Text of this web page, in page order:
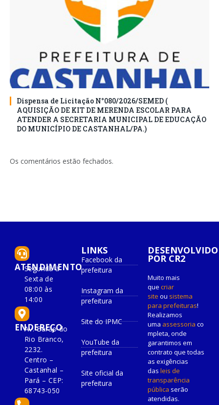
Dispensa de Licitação N°080/2026/SEMED (
AQUISIÇÃO DE KIT DE MERENDA ESCOLAR PARA
ATENDER A SECRETARIA MUNICIPAL DE EDUCAÇÃO
DO MUNICÍPIO DE CASTANHAL/PA.)
Os comentários estão fechados.
ATENDIMENTO
Segunda à
Sexta de
08:00 às
14:00
ENDEREÇO
Av. Barão do
Rio Branco,
2232.
Centro –
Castanhal –
Pará – CEP:
68743-050
LINKS
Facebook da
prefeitura
Instagram da
prefeitura
Site do IPMC
YouTube da
prefeitura
Site oficial da
prefeitura
DESENVOLVIDO
POR CR2
Muito mais
que criar
site ou sistema
para prefeituras!
Realizamos
uma assessoria co
mpleta, onde
garantimos em
contrato que todas
as exigências
das leis de
transparência
pública serão
atendidas.